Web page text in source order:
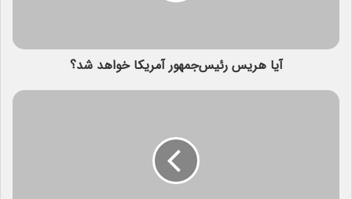
آیا هریس رئیس‌جمهور آمریکا خواهد شد؟